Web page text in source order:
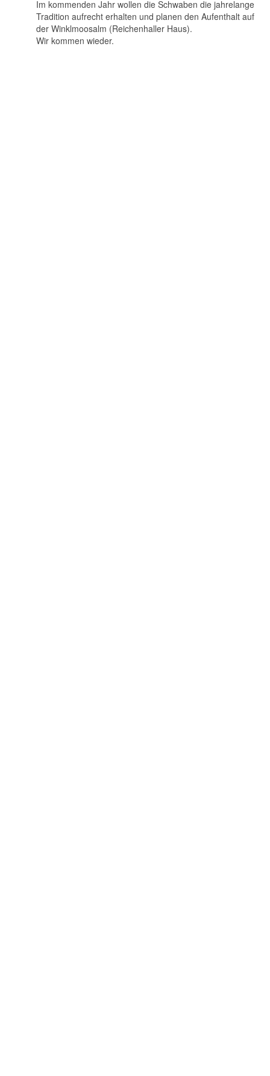
Im kommenden Jahr wollen die Schwaben die jahrelange
Tradition aufrecht erhalten und planen den Aufenthalt auf
der Winklmoosalm (Reichenhaller Haus).
Wir kommen wieder.